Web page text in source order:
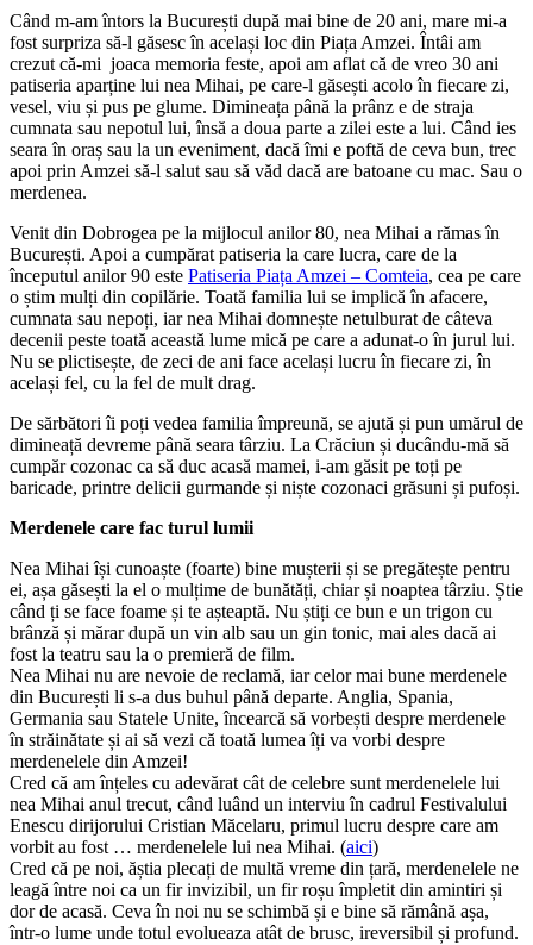
Când m-am întors la București după mai bine de 20 ani, mare mi-a
fost surpriza să-l găsesc în același loc din Piața Amzei. Întâi am
crezut că-mi joaca memoria feste, apoi am aflat că de vreo 30 ani
patiseria aparține lui nea Mihai, pe care-l găsești acolo în fiecare zi,
vesel, viu și pus pe glume. Dimineața până la prânz e de straja
cumnata sau nepotul lui, însă a doua parte a zilei este a lui. Când ies
seara în oraș sau la un eveniment, dacă îmi e poftă de ceva bun, trec
apoi prin Amzei să-l salut sau să văd dacă are batoane cu mac. Sau o
merdenea.
Venit din Dobrogea pe la mijlocul anilor 80, nea Mihai a rămas în
București. Apoi a cumpărat patiseria la care lucra, care de la
începutul anilor 90 este Patiseria Piața Amzei – Comteia, cea pe care
o știm mulți din copilărie. Toată familia lui se implică în afacere,
cumnata sau nepoți, iar nea Mihai domnește netulburat de câteva
decenii peste toată această lume mică pe care a adunat-o în jurul lui.
Nu se plictisește, de zeci de ani face același lucru în fiecare zi, în
același fel, cu la fel de mult drag.
De sărbători îi poți vedea familia împreună, se ajută și pun umărul de
dimineață devreme până seara târziu. La Crăciun și ducându-mă să
cumpăr cozonac ca să duc acasă mamei, i-am găsit pe toți pe
baricade, printre delicii gurmande și niște cozonaci grăsuni și pufoși.
Merdenele care fac turul lumii
Nea Mihai își cunoaște (foarte) bine mușterii și se pregătește pentru
ei, așa găsești la el o mulțime de bunătăți, chiar și noaptea târziu. Știe
când ți se face foame și te așteaptă. Nu știți ce bun e un trigon cu
brânză și mărar după un vin alb sau un gin tonic, mai ales dacă ai
fost la teatru sau la o premieră de film.
Nea Mihai nu are nevoie de reclamă, iar celor mai bune merdenele
din București li s-a dus buhul până departe. Anglia, Spania,
Germania sau Statele Unite, încearcă să vorbești despre merdenele
în străinătate și ai să vezi că toată lumea îți va vorbi despre
merdenelele din Amzei!
Cred că am înțeles cu adevărat cât de celebre sunt merdenelele lui
nea Mihai anul trecut, când luând un interviu în cadrul Festivalului
Enescu dirijorului Cristian Măcelaru, primul lucru despre care am
vorbit au fost … merdenelele lui nea Mihai. (aici)
Cred că pe noi, ăștia plecați de multă vreme din țară, merdenelele ne
leagă între noi ca un fir invizibil, un fir roșu împletit din amintiri și
dor de acasă. Ceva în noi nu se schimbă și e bine să rămână așa,
într-o lume unde totul evolueaza atât de brusc, ireversibil și profund.